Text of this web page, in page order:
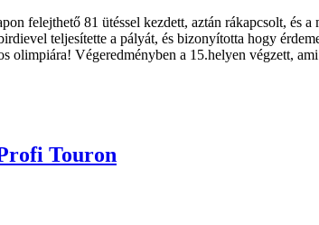
felejthető 81 ütéssel kezdett, aztán rákapcsolt,
teljesítette a pályát, és bizonyította hogy
Végeredményben a 15.helyen végzett,
Touron